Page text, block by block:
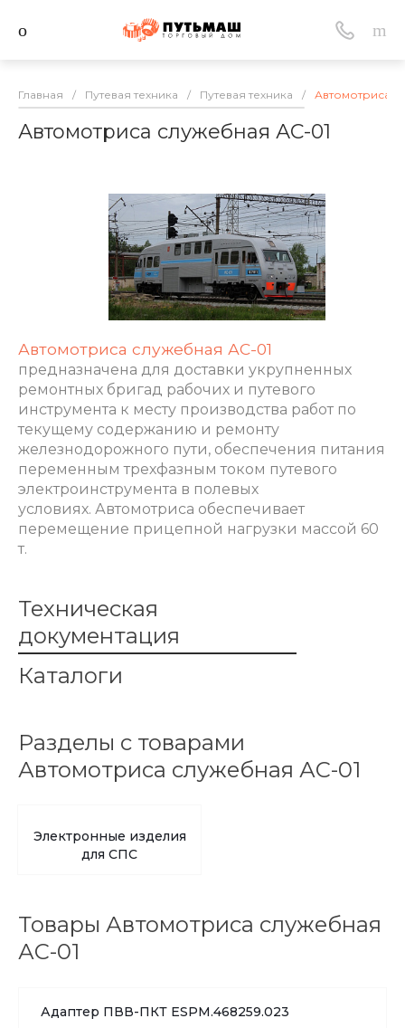
Главная / Путевая техника / Путевая техника / Автомотриса
Автомотриса служебная АС-01
Автомотриса служебная АС-01
предназначена для доставки укрупненных
ремонтных бригад рабочих и путевого
инструмента к месту производства работ по
текущему содержанию и ремонту
железнодорожного пути, обеспечения питания
переменным трехфазным током путевого
электроинструмента в полевых
условиях. Автомотриса обеспечивает
перемещение прицепной нагрузки массой 60
т.
Техническая
документация
Каталоги
Разделы с товарами
Автомотриса служебная АС-01
Электронные изделия
для СПС
Товары Автомотриса служебная
АС-01
Адаптер ПВВ-ПКТ ESPM.468259.023